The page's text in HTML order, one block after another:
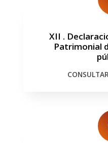
XII .
Patrimonial